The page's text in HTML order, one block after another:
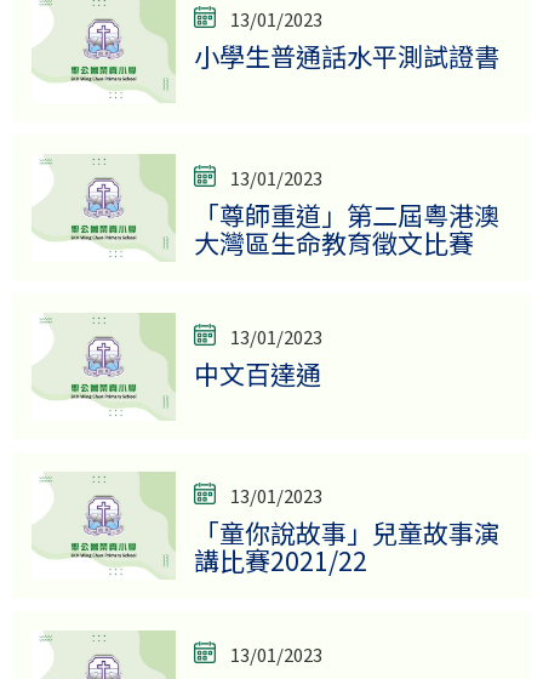
13/01/2023
小學生普通話水平測試證書
13/01/2023
「尊師重道」第二屆粵港澳
大灣區生命教育徵文比賽
13/01/2023
中文百達通
13/01/2023
「童你說故事」兒童故事演
講比賽2021/22
13/01/2023